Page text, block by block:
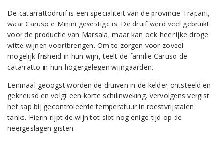
De catarrattodruif is een specialiteit van de provincie Trapani,
waar Caruso e Minini gevestigd is. De druif werd veel gebruikt
voor de productie van Marsala, maar kan ook heerlijke droge
witte wijnen voortbrengen. Om te zorgen voor zoveel
mogelijk frisheid in hun wijn, teelt de familie Caruso de
catarratto in hun hogergelegen wijngaarden.
Eenmaal geoogst worden de druiven in de kelder ontsteeld en
gekneusd en volgt een korte schilinweking. Vervolgens vergist
het sap bij gecontroleerde temperatuur in roestvrijstalen
tanks. Hierin rijpt de wijn tot slot nog enige tijd op de
neergeslagen gisten.